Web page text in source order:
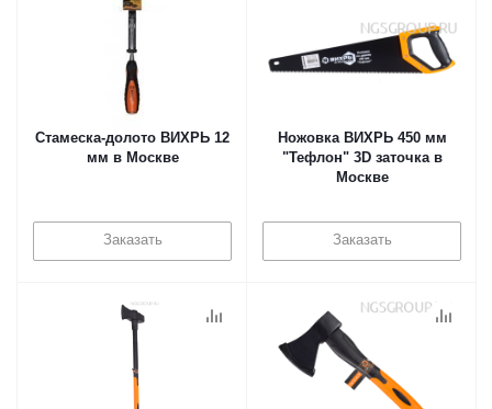
Стамеска-долото ВИХРЬ 12
мм в Москве
Заказать
Ножовка ВИХРЬ 450 мм
"Тефлон" 3D заточка в
Москве
Заказать